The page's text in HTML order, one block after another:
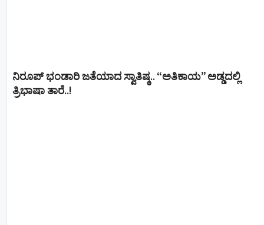
ನಿರೂಪ್ ಭಂಡಾರಿ ಜತೆಯಾದ ಸ್ವಾತಿಷ್ಠ.. “ಅತಿಕಾಯ” ಅಡ್ಡದಲ್ಲಿ
ತ್ರಿಭಾಷಾ ತಾರೆ..!